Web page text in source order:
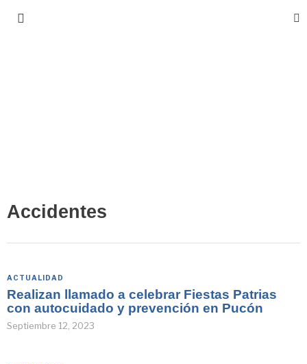
Accidentes
ACTUALIDAD
Realizan llamado a celebrar Fiestas Patrias
con autocuidado y prevención en Pucón
Septiembre 12, 2023